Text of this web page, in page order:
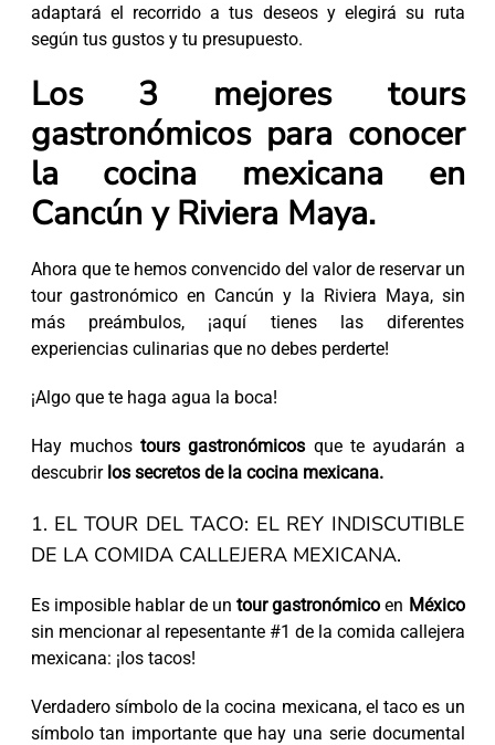
adaptará el recorrido a tus deseos y elegirá su ruta
según tus gustos y tu presupuesto.
Los 3 mejores tours
gastronómicos para conocer
la cocina mexicana en
Cancún y Riviera Maya.
Ahora que te hemos convencido del valor de reservar un
tour gastronómico en Cancún y la Riviera Maya, sin
más preámbulos, ¡aquí tienes las diferentes
experiencias culinarias que no debes perderte!
¡Algo que te haga agua la boca!
Hay muchostours gastronómicos que te ayudarán a
descubrir los secretos de la cocina mexicana.
1. EL TOUR DEL TACO: EL REY INDISCUTIBLE
DE LA COMIDA CALLEJERA MEXICANA.
Es imposible hablar de untour gastronómico en México
sin mencionar al repesentante #1 de la comida callejera
mexicana: ¡los tacos!
Verdadero símbolo de la cocina mexicana, el taco es un
símbolo tan importante que hay una serie documental